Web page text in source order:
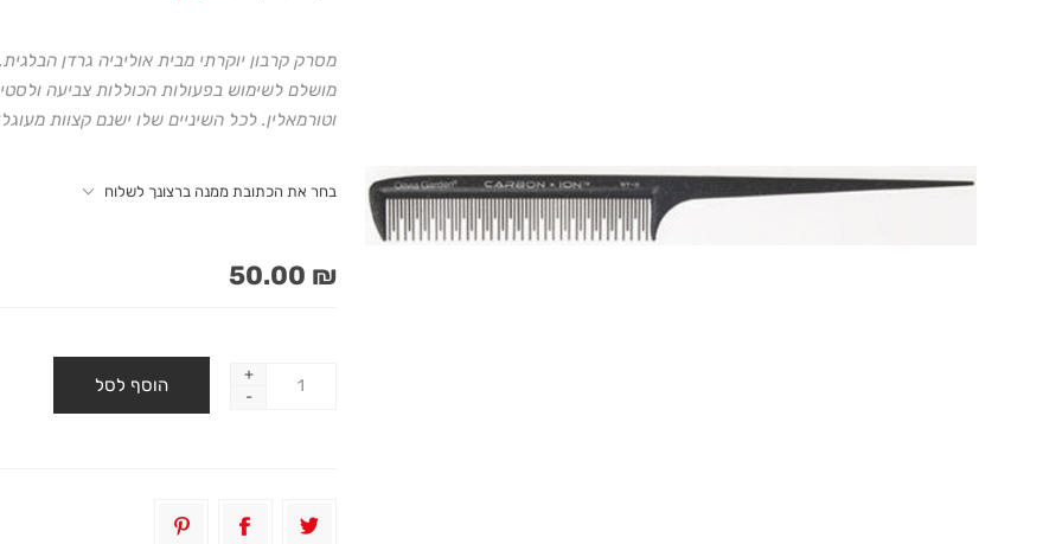
מסרק קרבון יוקרתי מבית אוליביה גרדן
מושלם לשימוש בפעולות הכוללות צביעה
וטורמאלין. לכל השיניים שלו ישנם קצוות
בחר את הכתובת ממנה ברצונך לשלוח
₪ 50.00
+
-